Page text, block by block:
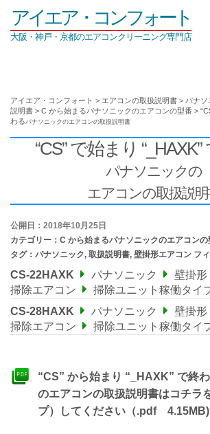
アイエア・コンフォート
大阪・神戸・京都のエアコンクリーニング専門店
アイエア・コンフォート > エアコンの取扱説明書 > パナソ
説明書 > C から始まるパナソニックのエアコンの型番 >
わるパナソニックのエアコンの取扱説明書
“CS” で始まり
パナソニックの
エアコンの取扱説
公開日：2018年10月25日
カテゴリー： C から始まるパナソニックのエアコンの
タグ： パナソニック, 取扱説明書, 壁掛形エアコン フ
CS-22HAXK パナソニック
壁掛形
掃除エアコン
掃除ユニット稼働タイ
CS-28HAXK
パナソニック
壁掛形
掃除エアコン
掃除ユニット稼働タイ
“CS” から始まり “_HAXK” で終
のエアコンの取扱説明書はコチラ
プ）してください（.pdf 4.15MB)